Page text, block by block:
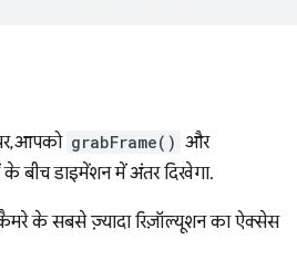
आपको grabFrame() और
बीच डाइमेंशन में अंतर दिखेगा.
के सबसे ज़्यादा रिज़ॉल्यूशन का ऐक्सेस